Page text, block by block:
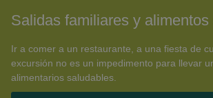
Salidas familiares y
Ir a comer a un restaurante, a una fiesta de
excursión no es un impedimento para llevar
alimentarios saludables.